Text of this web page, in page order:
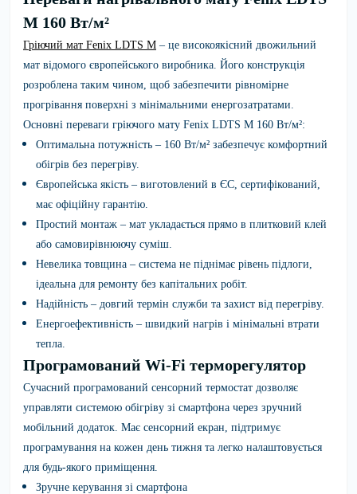
M 160 Вт/м²
Гріючий мат Fenix LDTS M – це високоякісний двожильний
мат відомого європейського виробника. Його конструкція
розроблена таким чином, щоб забезпечити рівномірне
прогрівання поверхні з мінімальними енергозатратами.
Основні переваги гріючого мату Fenix LDTS M 160 Вт/м²:
Оптимальна потужність – 160 Вт/м² забезпечує комфортний
обігрів без перегріву.
Європейська якість – виготовлений в ЄС, сертифікований,
має офіційну гарантію.
Простий монтаж – мат укладається прямо в плитковий клей
або самовирівнюючу суміш.
Невелика товщина – система не піднімає рівень підлоги,
ідеальна для ремонту без капітальних робіт.
Надійність – довгий термін служби та захист від перегріву.
Енергоефективність – швидкий нагрів і мінімальні втрати
тепла.
Програмований Wi-Fi терморегулятор
Сучасний програмований сенсорний термостат дозволяє
управляти системою обігріву зі смартфона через зручний
мобільний додаток. Має сенсорний екран, підтримує
програмування на кожен день тижня та легко налаштовується
для будь-якого приміщення.
Зручне керування зі смартфона